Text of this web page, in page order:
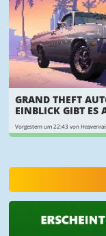
GRAND THEFT
EINBLICK GIBT ES
Vorgestern um 22:43 von